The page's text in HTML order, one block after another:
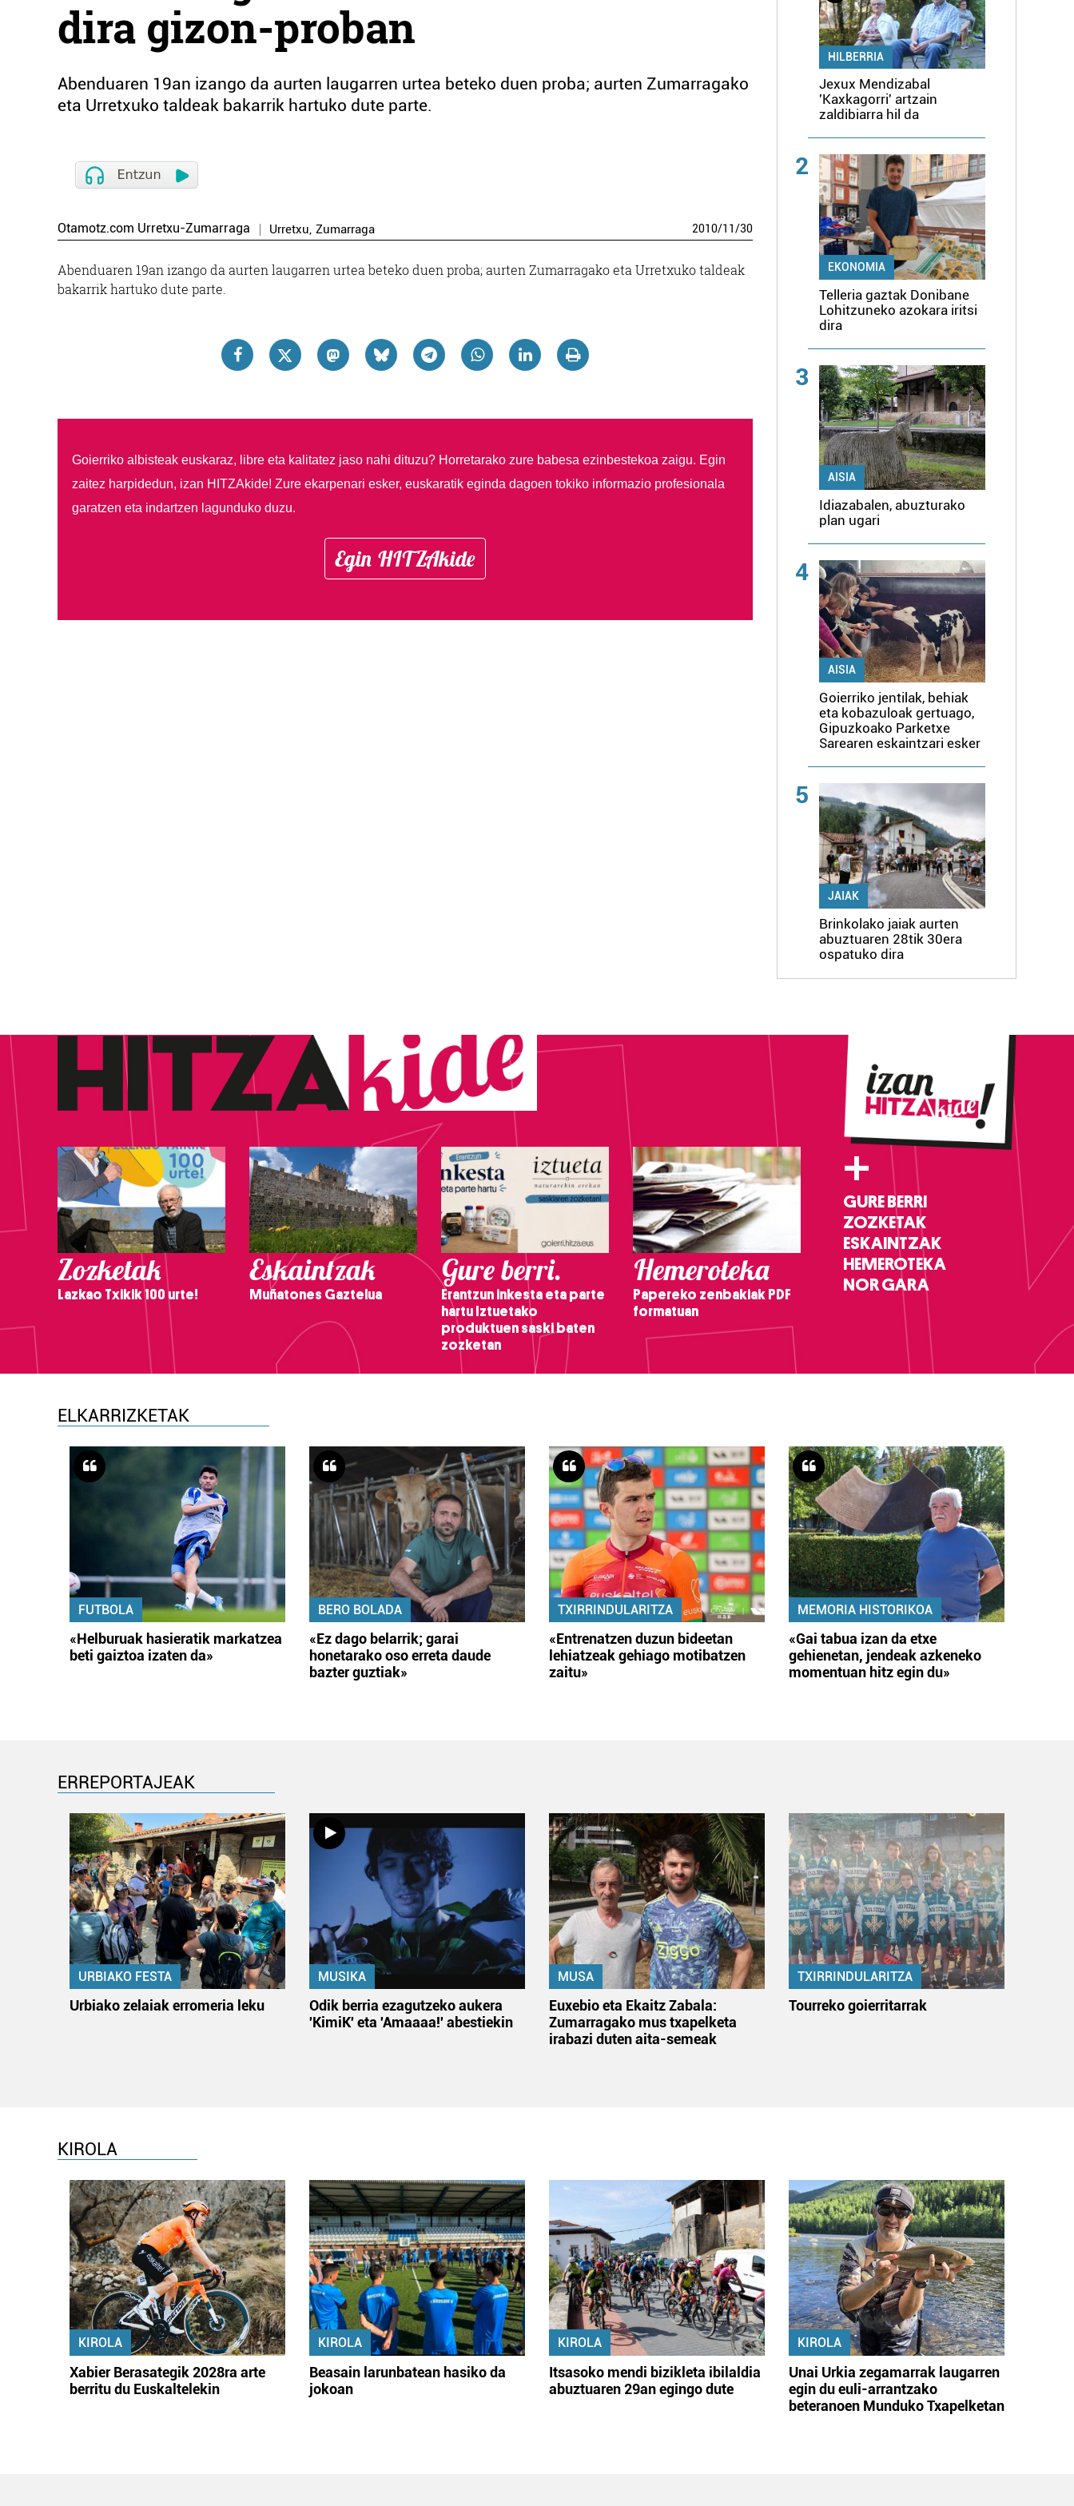
dira gizon-proban
Abenduaren 19an izango da aurten laugarren urtea beteko duen proba; aurten Zumarragako
eta Urretxuko taldeak bakarrik hartuko dute parte.
Otamotz.com Urretxu-Zumarraga Urretxu, Zumarraga 2010/11/30
Abenduaren 19an izango da aurten laugarren urtea beteko duen proba; aurten Zumarragako eta Urretxuko taldeak
bakarrik hartuko dute parte.
Goierriko albisteak euskaraz, libre eta kalitatez jaso nahi dituzu? Horretarako zure babesa ezinbestekoa zaigu. Egin
zaitez harpidedun, izan HITZAkide! Zure ekarpenari esker, euskaratik eginda dagoen tokiko informazio profesionala
garatzen eta indartzen lagunduko duzu.
Egin HITZAkide
HILBERRIA
Jexux Mendizabal
'Kaxkagorri' artzain
zaldibiarra hil da
2
EKONOMIA
Telleria gaztak Donibane
Lohitzuneko azokara iritsi
dira
3
AISIA
Idiazabalen, abuzturako
plan ugari
4
AISIA
Goierriko jentilak, behiak
eta kobazuloak gertuago,
Gipuzkoako Parketxe
Sarearen eskaintzari esker
5
JAIAK
Brinkolako jaiak aurten
abuztuaren 28tik 30era
ospatuko dira
Zozketak
Lazkao Txikik 100 urte!
Eskaintzak
Muñatones Gaztelua
Gure berri.
Erantzun inkesta eta parte
hartu Iztuetako
produktuen saski baten
zozketan
Hemeroteka
Papereko zenbakiak PDF
formatuan
+
GURE BERRI
ZOZKETAK
ESKAINTZAK
HEMEROTEKA
NOR GARA
ELKARRIZKETAK
FUTBOLA
«Helburuak hasieratik markatzea
beti gaiztoa izaten da»
BERO BOLADA
«Ez dago belarrik; garai
honetarako oso erreta daude
bazter guztiak»
TXIRRINDULARITZA
«Entrenatzen duzun bideetan
lehiatzeak gehiago motibatzen
zaitu»
MEMORIA HISTORIKOA
«Gai tabua izan da etxe
gehienetan, jendeak azkeneko
momentuan hitz egin du»
ERREPORTAJEAK
URBIAKO FESTA
Urbiako zelaiak erromeria leku
MUSIKA
Odik berria ezagutzeko aukera
'KimiK' eta 'Amaaaa!' abestiekin
MUSA
Euxebio eta Ekaitz Zabala:
Zumarragako mus txapelketa
irabazi duten aita-semeak
TXIRRINDULARITZA
Tourreko goierritarrak
KIROLA
KIROLA
Xabier Berasategik 2028ra arte
berritu du Euskaltelekin
KIROLA
Beasain larunbatean hasiko da
jokoan
KIROLA
Itsasoko mendi bizikleta ibilaldia
abuztuaren 29an egingo dute
KIROLA
Unai Urkia zegamarrak laugarren
egin du euli-arrantzako
beteranoen Munduko Txapelketan